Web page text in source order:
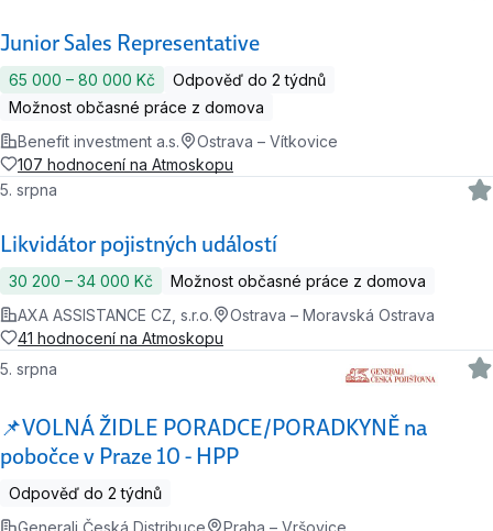
Junior Sales Representative
65 000 ‍–‍ 80 000 Kč
Odpověď do 2 týdnů
Možnost občasné práce z domova
Benefit investment a.s.
Ostrava – Vítkovice
107 hodnocení na Atmoskopu
Likvidátor pojistných událostí
5. srpna
30 200 ‍–‍ 34 000 Kč
Možnost občasné práce z domova
AXA ASSISTANCE CZ, s.r.o.
Ostrava – Moravská Ostrava
41 hodnocení na Atmoskopu
📌VOLNÁ ŽIDLE PORADCE/PORADKYNĚ na
pobočce v Praze 10 - HPP
5. srpna
Odpověď do 2 týdnů
Generali Česká Distribuce
Praha – Vršovice